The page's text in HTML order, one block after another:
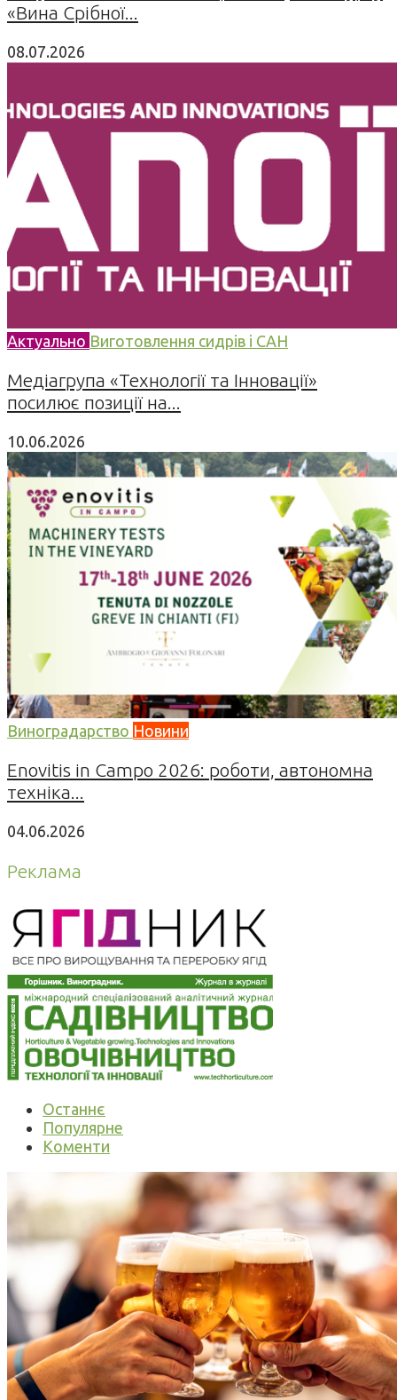
«Вина Срібної...
08.07.2026
Актуально Виготовлення сидрів і САН
Медіагрупа «Технології та Інновації»
посилює позиції на...
10.06.2026
Виноградарство Новини
Enovitis in Campo 2026: роботи, автономна
техніка...
04.06.2026
Реклама
Останнє
Популярне
Коменти